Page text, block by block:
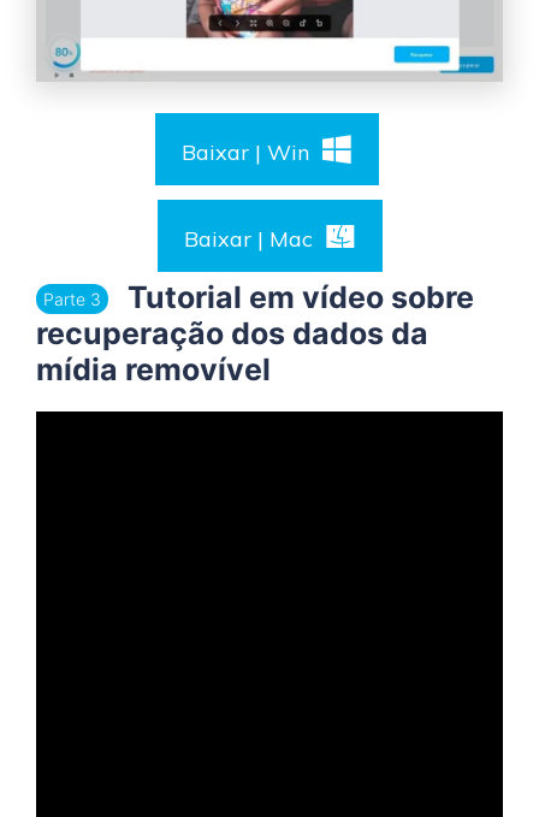
Baixar | Win
Baixar | Mac
Parte 3
Tutorial em vídeo sobre
recuperação dos dados da
mídia removível